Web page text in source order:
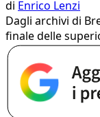
di Enrico Lenzi
Dagli archivi di
finale delle